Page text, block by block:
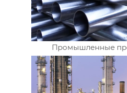
Промышленные